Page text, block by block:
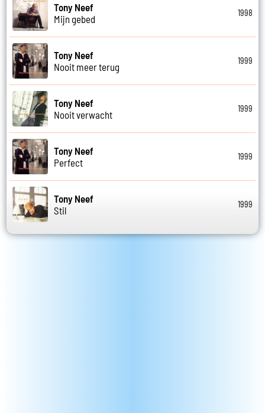
Tony Neef
Mijn gebed
1998
Tony Neef
Nooit meer terug
1999
Tony Neef
Nooit verwacht
1999
Tony Neef
Perfect
1999
Tony Neef
Stil
1999